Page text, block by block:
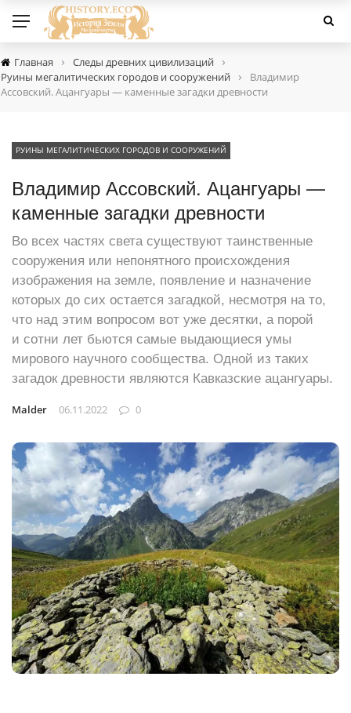
Главная › Следы древних цивилизаций ›
Руины мегалитических городов и сооружений ›
Владимир
Ассовский. Ацангуары — каменные загадки древности
РУИНЫ МЕГАЛИТИЧЕСКИХ ГОРОДОВ И СООРУЖЕНИЙ
Владимир Ассовский. Ацангуары —
каменные загадки древности
Во всех частях света существуют таинственные
сооружения или непонятного происхождения
изображения на земле, появление и назначение
которых до сих остается загадкой, несмотря на то,
что над этим вопросом вот уже десятки, а порой
и сотни лет бьются самые выдающиеся умы
мирового научного сообщества. Одной из таких
загадок древности являются Кавказские ацангуары.
Malder 06.11.2022 0